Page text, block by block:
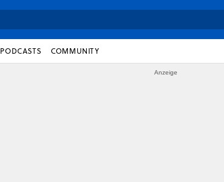
PODCASTS COMMUNITY